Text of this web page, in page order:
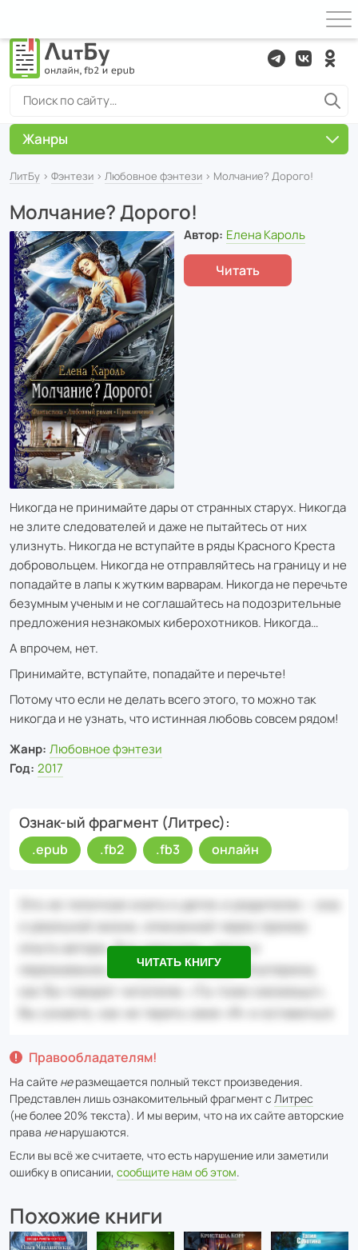
ЛитБу › Фэнтези › Любовное фэнтези › Молчание? Дорого!
Молчание? Дорого!
Автор: Елена Кароль
Читать
Никогда не принимайте дары от странных старух. Никогда
не злите следователей и даже не пытайтесь от них
улизнуть. Никогда не вступайте в ряды Красного Креста
добровольцем. Никогда не отправляйтесь на границу и не
попадайте в лапы к жутким варварам. Никогда не перечьте
безумным ученым и не соглашайтесь на подозрительные
предложения незнакомых киберохотников. Никогда…
А впрочем, нет.
Принимайте, вступайте, попадайте и перечьте!
Потому что если не делать всего этого, то можно так
никогда и не узнать, что истинная любовь совсем рядом!
Жанр: Любовное фэнтези
Год: 2017
Ознак-ый фрагмент (Литрес)
.epub .fb2 .fb3 онлайн
ЧИТАТЬ КНИГУ
Правообладателям!
На сайте неразмещается полный текст произведения.
Представлен лишь ознакомительный фрагмент с Литрес
(не более 20% текста). И мы верим, что на их сайте авторские
права ненарушаются.
Если вы всё же считаете, что есть нарушение или заметили
ошибку в описании, сообщите нам об этом.
Похожие книги
Жанры